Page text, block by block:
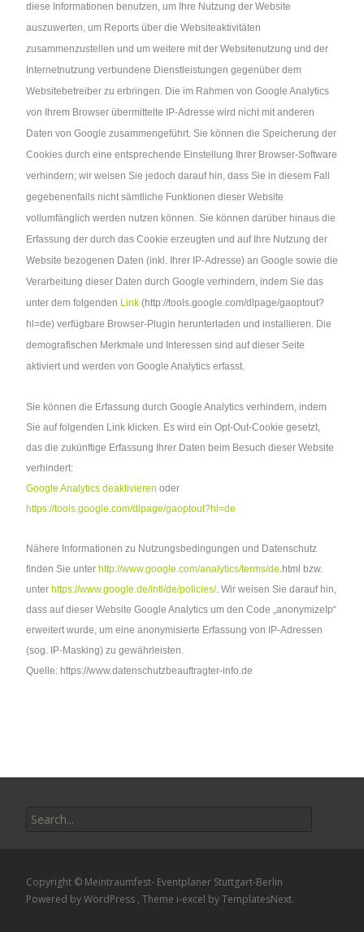
diese Informationen benutzen, um Ihre Nutzung der Website
auszuwerten, um Reports über die Websiteaktivitäten
zusammenzustellen und um weitere mit der Websitenutzung und der
Internetnutzung verbundene Dienstleistungen gegenüber dem
Websitebetreiber zu erbringen. Die im Rahmen von Google Analytics
von Ihrem Browser übermittelte IP-Adresse wird nicht mit anderen
Daten von Google zusammengeführt. Sie können die Speicherung der
Cookies durch eine entsprechende Einstellung Ihrer Browser-Software
verhindern; wir weisen Sie jedoch darauf hin, dass Sie in diesem Fall
gegebenenfalls nicht sämtliche Funktionen dieser Website
vollumfänglich werden nutzen können. Sie können darüber hinaus die
Erfassung der durch das Cookie erzeugten und auf Ihre Nutzung der
Website bezogenen Daten (inkl. Ihrer IP-Adresse) an Google sowie die
Verarbeitung dieser Daten durch Google verhindern, indem Sie das
unter dem folgenden Link (http://tools.google.com/dlpage/gaoptout?
hl=de) verfügbare Browser-Plugin herunterladen und installieren. Die
demografischen Merkmale und Interessen sind auf dieser Seite
aktiviert und werden von Google Analytics erfasst.
Sie können die Erfassung durch Google Analytics verhindern, indem
Sie auf folgenden Link klicken. Es wird ein Opt-Out-Cookie gesetzt,
das die zukünftige Erfassung Ihrer Daten beim Besuch dieser Website
verhindert:
Google Analytics deaktivieren oder
https://tools.google.com/dlpage/gaoptout?hl=de
Nähere Informationen zu Nutzungsbedingungen und Datenschutz
finden Sie unter http://www.google.com/analytics/terms/de.html bzw.
unter https://www.google.de/intl/de/policies/. Wir weisen Sie darauf hin,
dass auf dieser Website Google Analytics um den Code „anonymizeIp“
erweitert wurde, um eine anonymisierte Erfassung von IP-Adressen
(sog. IP-Masking) zu gewährleisten.
Quelle: https://www.datenschutzbeauftragter-info.de
for:
Copyright © Meintraumfest- Eventplaner Stuttgart-Berlin
Powered by WordPress , Theme i-excel by TemplatesNext.